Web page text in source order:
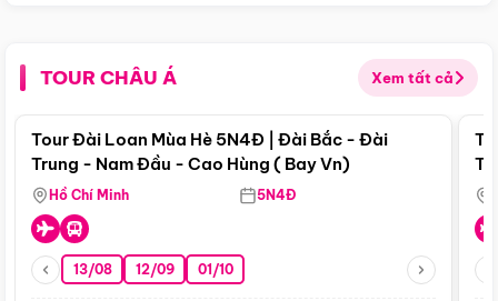
TOUR CHÂU Á Xem tất cả
Điểm nổi bật
Tour Đài Loan Mùa Hè 5N4Đ | Đài Bắc - Đài
Trung - Nam Đầu - Cao Hùng ( Bay Vn)
Hồ Chí Minh 5N4Đ
13/08 12/09 01/10